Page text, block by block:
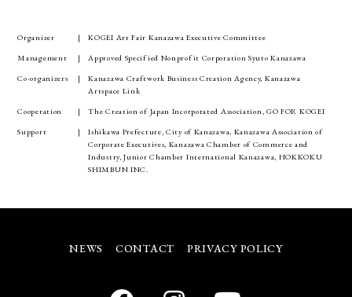
Organizer
KOGEI Art Fair Kanazawa Executive Committee
Management
Approved Specified Nonprofit Corporation Syuto Kanazawa
Co-organizers
Kanazawa Craftwork Business Creation Agency, Kanazawa
Artspace Link
Cooperation
The Creation of Japan Incorporated Association, GO FOR KOGEI
Support
Ishikawa Prefecture, City of Kanazawa, Kanazawa Association of
Corporate Executives, Kanazawa Chamber of Commerce and
Industry, Junior Chamber International Kanazawa, HOKKOKU
SHIMBUN INC.
NEWS CONTACT PRIVACY POLICY